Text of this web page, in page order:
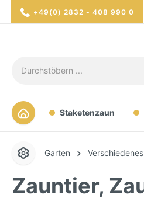
+49(0) 2832 - 408 990 0
Staketenzaun
Garten Verschiedenes
Zauntier,